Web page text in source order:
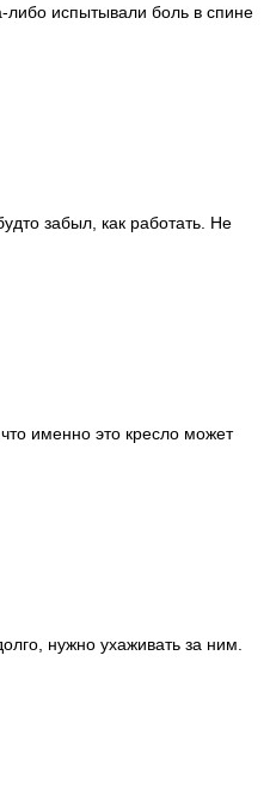
либо испытывали боль в спине
забыл, как работать. Не
именно это кресло может
нужно ухаживать за ним.